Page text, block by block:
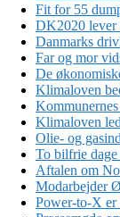
Fit for 55
DK2020 lever
Danmarks
Far og mor
De
Klimaloven
Klimaloven
Olie- og
To bilfrie dage
Aftalen om
Modarbejder
Power-to-X er